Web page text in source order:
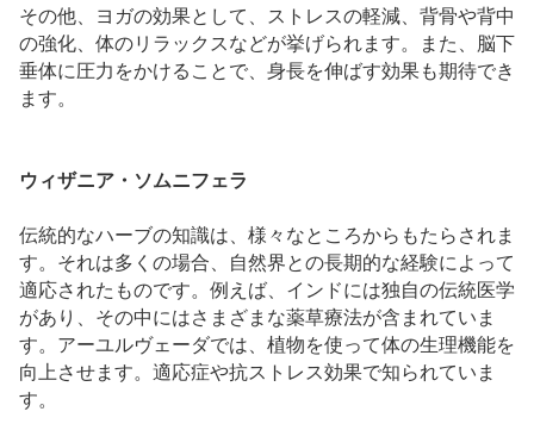
その他、ヨガの効果として、ストレスの軽減、背骨や背中
の強化、体のリラックスなどが挙げられます。また、脳下
垂体に圧力をかけることで、身長を伸ばす効果も期待でき
ます。
ウィザニア・ソムニフェラ
伝統的なハーブの知識は、様々なところからもたらされま
す。それは多くの場合、自然界との長期的な経験によって
適応されたものです。例えば、インドには独自の伝統医学
があり、その中にはさまざまな薬草療法が含まれていま
す。アーユルヴェーダでは、植物を使って体の生理機能を
向上させます。適応症や抗ストレス効果で知られていま
す。